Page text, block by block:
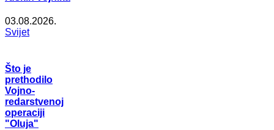
03.08.2026.
Svijet
Što je
prethodilo
Vojno-
redarstvenoj
operaciji
"Oluja"